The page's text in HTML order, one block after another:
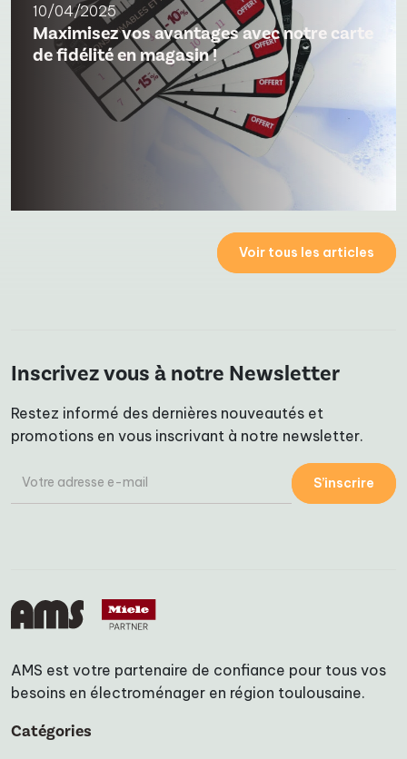
10/04/2025
Maximisez vos avantages avec notre carte
de fidélité en magasin !
Voir tous les articles
Inscrivez vous à notre Newsletter
Restez informé des dernières nouveautés et
promotions en vous inscrivant à notre newsletter.
S’inscrire
AMS est votre partenaire de confiance pour tous vos
besoins en électroménager en région toulousaine.
Catégories